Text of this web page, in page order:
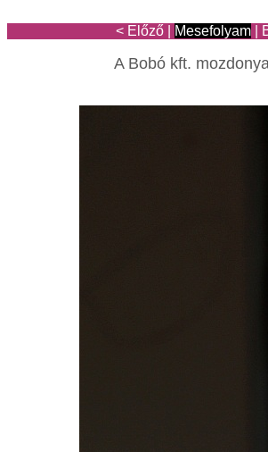
< Előző Mesefolyam
A Bobó kft.